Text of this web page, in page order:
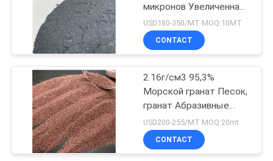
КАРТА
САЙТА
PRIVACY
POLICY
белый аллюминий
табличный
15
17
микронов Увеличенная
плотность бетона
USD180-350/MT MOQ:10MT
CONTACT
2.16г/см3 95,3%
Морской гранат Песок,
гранат Абразивные
СМИ
USD200-255/MT MOQ:20mt
CONTACT